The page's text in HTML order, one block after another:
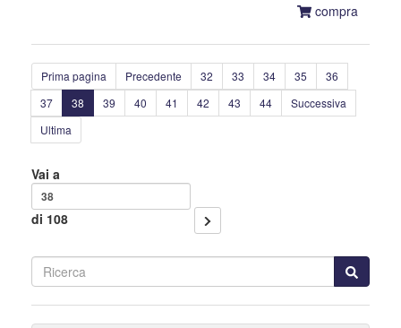
compra
Prima pagina Precedente 32 33 34 35
36
37
38 39 40 41 42 43 44
Successiva
Ultima
Vai a
di 108